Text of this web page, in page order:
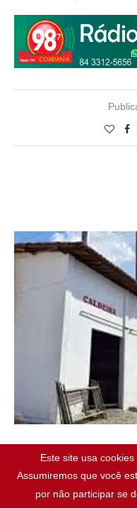
ABATEDOURO E
TEM DÍVIDA DE
Este site usa
Assumiremos que você
por não participar se